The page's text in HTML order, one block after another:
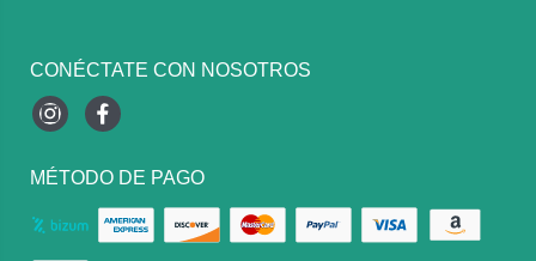
CONÉCTATE CON NOSOTROS
InstagramFacebook
MÉTODO DE PAGO